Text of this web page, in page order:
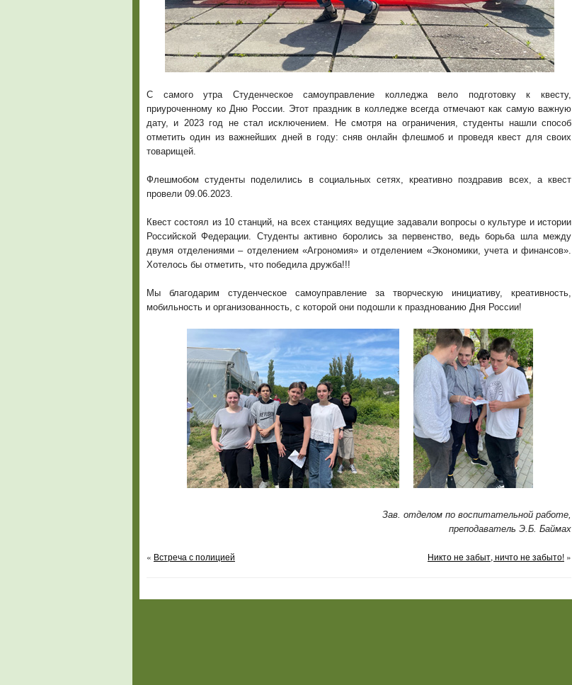
С самого утра Студенческое самоуправление колледжа вело подготовку к квесту,
приуроченному ко Дню России. Этот праздник в колледже всегда отмечают как самую важную
дату, и 2023 год не стал исключением. Не смотря на ограничения, студенты нашли способ
отметить один из важнейших дней в году: сняв онлайн флешмоб и проведя квест для своих
товарищей.
Флешмобом студенты поделились в социальных сетях, креативно поздравив всех, а квест
провели 09.06.2023.
Квест состоял из 10 станций, на всех станциях ведущие задавали вопросы о культуре и истории
Российской Федерации. Студенты активно боролись за первенство, ведь борьба шла между
двумя отделениями – отделением «Агрономия» и отделением «Экономики, учета и финансов».
Хотелось бы отметить, что победила дружба!!!
Мы благодарим студенческое самоуправление за творческую инициативу, креативность,
мобильность и организованность, с которой они подошли к празднованию Дня России!
Зав. отделом по воспитательной работе,
преподаватель Э.Б. Баймах
« Встреча с полицией Никто не забыт, ничто не забыто! »